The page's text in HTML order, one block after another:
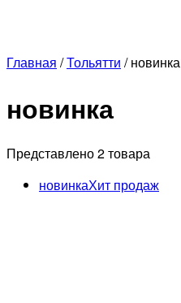
Главная /Тольятти /новинка
новинка
Представлено 2 товара
новинкаХит продаж